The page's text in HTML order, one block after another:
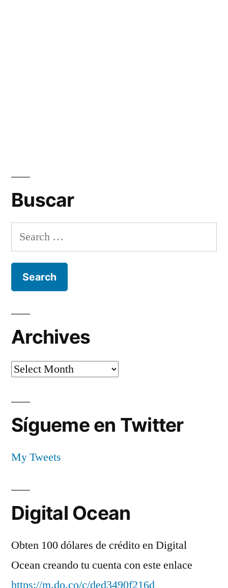
Buscar
Search
for:
Archives
Archives
Sígueme en Twitter
My Tweets
Digital Ocean
Obten 100 dólares de crédito en Digital
Ocean creando tu cuenta con este enlace
https://m.do.co/c/ded3490f216d